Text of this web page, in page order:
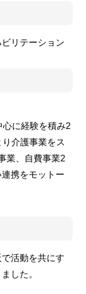
リテーション
心に経験を積み2
介護事業をス
業、自費事業2
携をモットー
活動を共にす
した。